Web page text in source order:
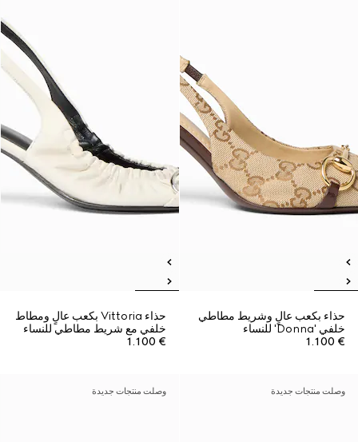
حذاء بكعب عالٍ وشريط مطاطي
خلفي 'Donna' للنساء
€ 1.100
حذاء Vittoria بكعب عالٍ ومطاط
خلفي مع شريط مطاطي للنساء
€ 1.100
وصلت منتجات جديدة وصلت منتجات جديدة